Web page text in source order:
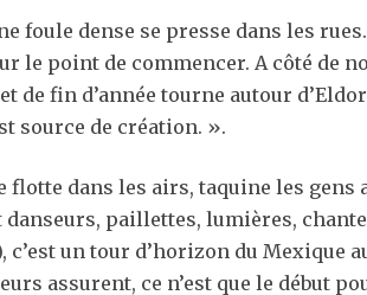
foule dense se presse dans les
le point de commencer. A côté de
de fin d’année tourne autour
source de création. ».
dans les airs, taquine les
paillettes, lumières,
un tour d’horizon du Mexique
assurent, ce n’est que le début